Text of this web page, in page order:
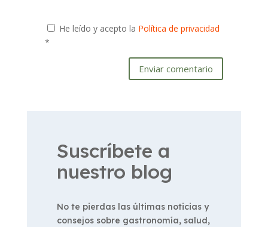
He leído y acepto la Política de privacidad
*
Enviar comentario
Suscríbete a
nuestro blog
No te pierdas las últimas noticias y
consejos sobre gastronomía, salud,